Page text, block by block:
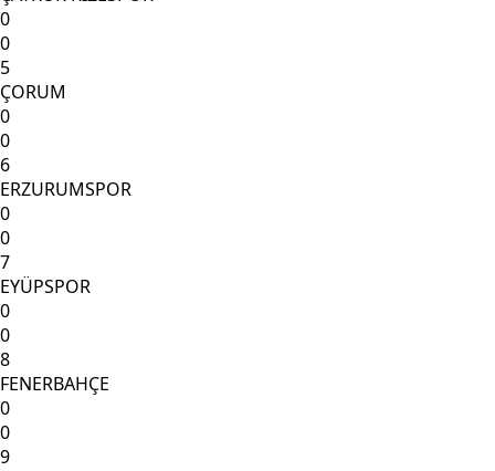
0
0
5
ÇORUM
0
0
6
ERZURUMSPOR
0
0
7
EYÜPSPOR
0
0
8
FENERBAHÇE
0
0
9